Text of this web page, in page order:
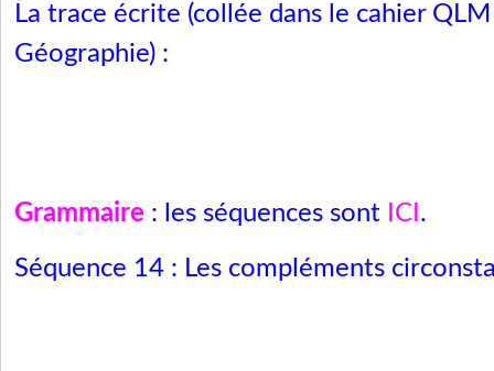
La trace écrite (collée dans le cahier
Géographie) :
Grammaire : les séquences sont ICI .
Séquence 14 : Les compléments